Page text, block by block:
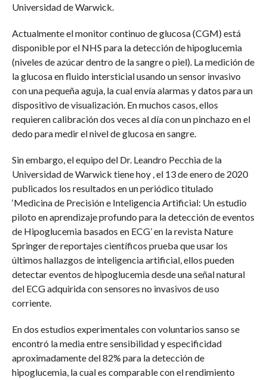
Universidad de Warwick.
Actualmente el monitor continuo de glucosa (CGM) está
disponible por el NHS para la detección de hipoglucemia
(niveles de azúcar dentro de la sangre o piel). La medición de
la glucosa en fluido intersticial usando un sensor invasivo
con una pequeña aguja, la cual envía alarmas y datos para un
dispositivo de visualización. En muchos casos, ellos
requieren calibración dos veces al día con un pinchazo en el
dedo para medir el nivel de glucosa en sangre.
Sin embargo, el equipo del Dr. Leandro Pecchia de la
Universidad de Warwick tiene hoy , el 13 de enero de 2020
publicados los resultados en un periódico titulado
‘Medicina de Precisión e Inteligencia Artificial: Un estudio
piloto en aprendizaje profundo para la detección de eventos
de Hipoglucemia basados en ECG’ en la revista Nature
Springer de reportajes científicos prueba que usar los
últimos hallazgos de inteligencia artificial, ellos pueden
detectar eventos de hipoglucemia desde una señal natural
del ECG adquirida con sensores no invasivos de uso
corriente.
En dos estudios experimentales con voluntarios sanso se
encontró la media entre sensibilidad y especificidad
aproximadamente del 82% para la detección de
hipoglucemia, la cual es comparable con el rendimiento